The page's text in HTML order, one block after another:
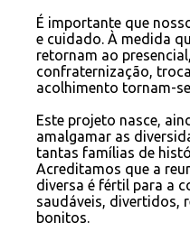
É importante que
e cuidado. À medida
retornam ao
confraternização,
acolhimento tornam-
Este projeto nasce,
amalgamar as
tantas famílias de
Acreditamos que a
diversa é fértil para a
saudáveis, divertidos,
bonitos.